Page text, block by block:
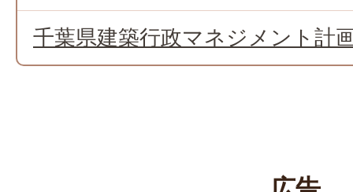
千葉県建築行政マネジメント計